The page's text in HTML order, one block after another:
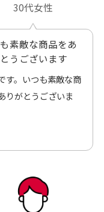
30代女性
素敵な商品をあ
うございます
す。いつも素敵な商
りがとうございま